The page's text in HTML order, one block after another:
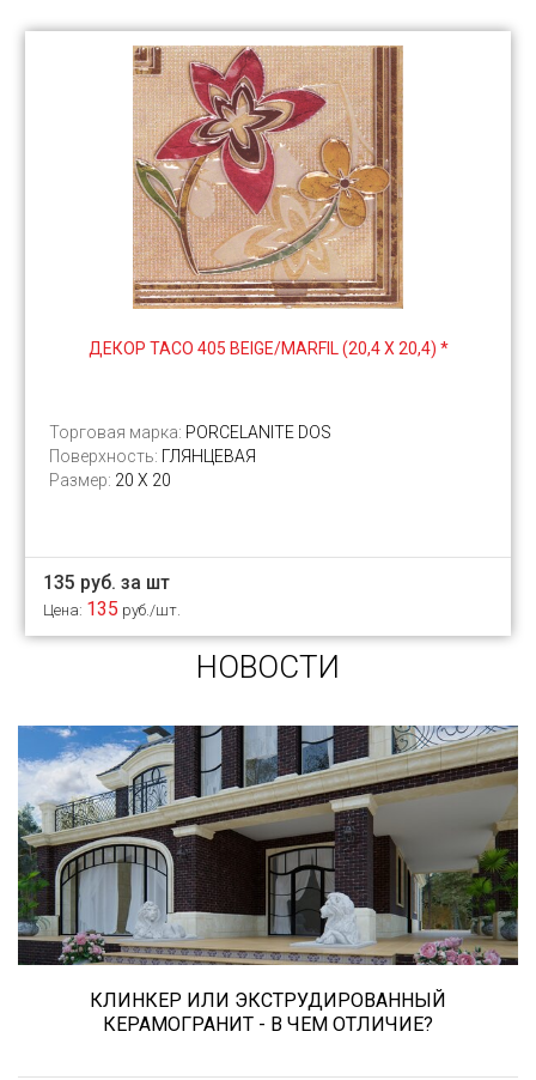
ДЕКОР TACO 405 BEIGE/MARFIL (20,4 Х 20,4) *
Торговая марка: PORCELANITE DOS
Поверхность: ГЛЯНЦЕВАЯ
Размер: 20 Х 20
135 руб. за шт
Цена: 135 руб./шт.
НОВОСТИ
Сегодня «клинкером» называют все подряд...
и напольную плитку и ступени (фронтальные,
угловые) для облицовки крыльца, фасадную
плитку и другие материалы преимущественно
для экстерьерной отделки домов, зон
мангала, барбекю, лестниц и...
КЛИНКЕР ИЛИ ЭКСТРУДИРОВАННЫЙ
КЕРАМОГРАНИТ - В ЧЕМ ОТЛИЧИЕ?